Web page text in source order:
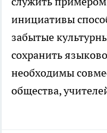
инициативы
забытые
сохранить
необходимы
общества,